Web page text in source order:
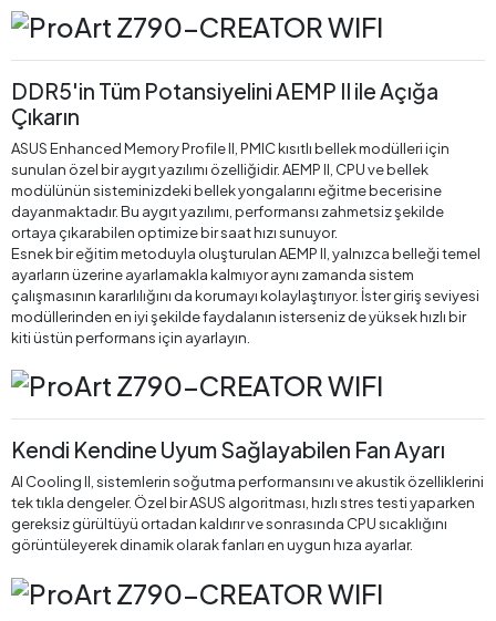
DDR5'in Tüm Potansiyelini AEMP II ile Açığa
Çıkarın
ASUS Enhanced Memory Profile II, PMIC kısıtlı bellek modülleri için
sunulan özel bir aygıt yazılımı özelliğidir. AEMP II, CPU ve bellek
modülünün sisteminizdeki bellek yongalarını eğitme becerisine
dayanmaktadır. Bu aygıt yazılımı, performansı zahmetsiz şekilde
ortaya çıkarabilen optimize bir saat hızı sunuyor.
Esnek bir eğitim metoduyla oluşturulan AEMP II, yalnızca belleği temel
ayarların üzerine ayarlamakla kalmıyor aynı zamanda sistem
çalışmasının kararlılığını da korumayı kolaylaştırıyor. İster giriş seviyesi
modüllerinden en iyi şekilde faydalanın isterseniz de yüksek hızlı bir
kiti üstün performans için ayarlayın.
Kendi Kendine Uyum Sağlayabilen Fan Ayarı
AI Cooling II, sistemlerin soğutma performansını ve akustik özelliklerini
tek tıkla dengeler. Özel bir ASUS algoritması, hızlı stres testi yaparken
gereksiz gürültüyü ortadan kaldırır ve sonrasında CPU sıcaklığını
görüntüleyerek dinamik olarak fanları en uygun hıza ayarlar.